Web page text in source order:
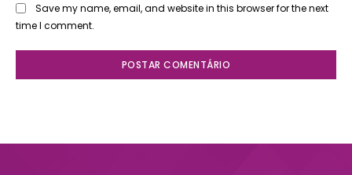
Save my name, email, and website in this browser for the next
time I comment.